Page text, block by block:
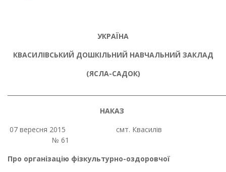
УКРАЇНА
КВАСИЛІВСЬКИЙ ДОШКІЛЬНИЙ НАВЧАЛЬНИЙ ЗАКЛАД
(ЯСЛА-САДОК)
НАКАЗ
07 вересня 2015 смт. Квасилів
№ 61
Про організацію фізкультурно-оздоровчої